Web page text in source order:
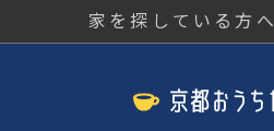
家を探している方へ